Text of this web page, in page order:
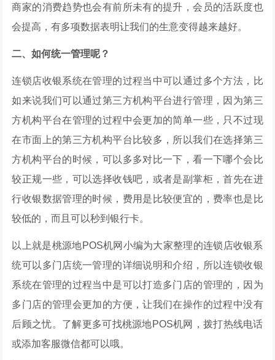
商家的消费趋势也会有前所未有的提升，会员的活跃度也
会提高，有多项数据表明让我们的生意变得越来越好。
二、如何统一管理呢？
连锁店收银系统在管理的过程当中可以通过多个方法，比
如来说我们可以通过第三方机构平台进行管理，因为第三
方机构平台在管理的过程中会更加的简单一些，只不过现
在市面上的第三方机构平台比较多，所以我们在选择第三
方机构平台的时候，可以多多对比一下，看一下哪个会比
较正规一些，可以选择收钱吧，或者是副掌柜，首先在进
行收银数据管理的时候，费用是比较便宜的，费率也是比
较低的，而且可以秒到银行卡。
以上就是桃源地POS机网小编为大家整理的连锁店收银系
统可以多门店统一管理的详细说明和介绍，所以连锁收银
系统在管理的过程当中是可以打造多门店的管理的，因为
多门店的管理会更加的方便，让我们在操作的过程中没有
后顾之忧。了解更多可找桃源地POS机网，拨打热线电话
或添加客服微信都可以哦。